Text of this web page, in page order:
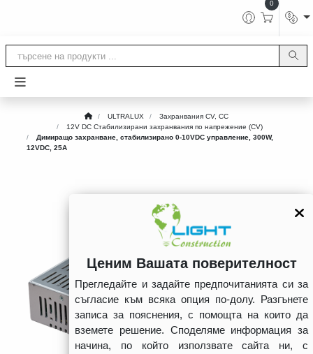
0
ULTRALUX
Захранвания CV, CC
12V DC Стабилизирани захранвания по напрежение (CV)
Димиращо захранване, стабилизирано 0-10VDC управление, 300W,
12VDC, 25A
Ценим Вашата поверителност
Прегледайте и задайте предпочитанията си за
съгласие към всяка опция по-долу. Разгънете
записа за пояснения, с помощта на които да
вземете решение. Споделяме информация за
начина, по който използвате сайта ни, с